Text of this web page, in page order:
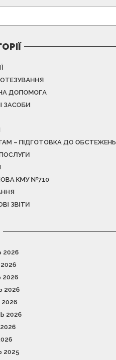
ДОПОМОГА
ЗАСОБИ
– ПІДГОТОВКА ДО ОБСТЕЖЕНЬ
КМУ №710
ЗВІТИ
2026
2026
2026
2026
2026
2025